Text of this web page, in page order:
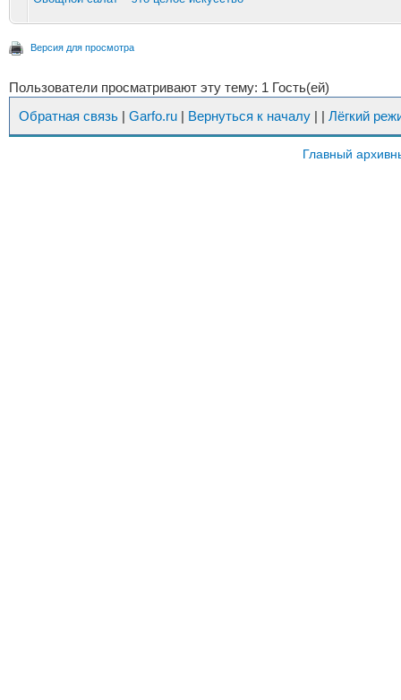
Версия для просмотра
Пользователи просматривают эту тему: 1 Гость(ей)
Обратная связь | Garfo.ru | Вернуться к началу | | Лёгкий
Главный